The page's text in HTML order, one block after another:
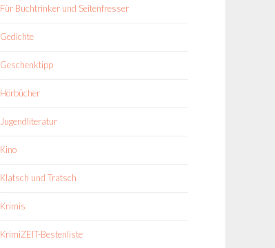
Für Buchtrinker und Seitenfresser
Gedichte
Geschenktipp
Hörbücher
Jugendliteratur
Kino
Klatsch und Tratsch
Krimis
KrimiZEIT-Bestenliste